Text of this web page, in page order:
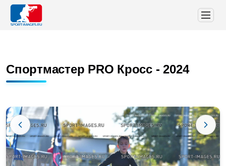
Спортмастер PRO Кросс - 2024